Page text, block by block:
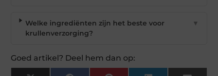
Welke ingrediënten zijn het beste voor
krullenverzorging?
▼
Goed artikel? Deel hem dan op: